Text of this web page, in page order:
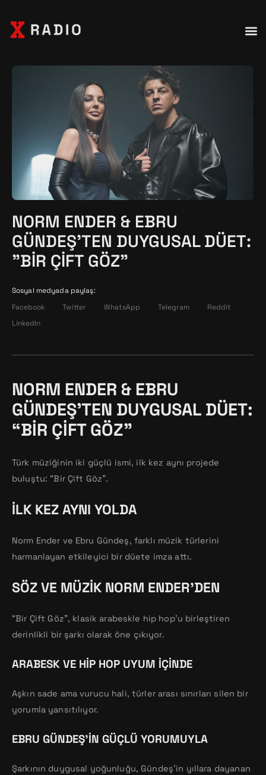
NORM ENDER & EBRU
GÜNDEŞ'TEN DUYGUSAL DÜET:
"BIR ÇIFT GÖZ"
Sosyal medyada paylaş:
Facebook
Twitter WhatsApp Telegram
Reddit
LinkedIn
NORM ENDER & EBRU
GÜNDEŞ’TEN DUYGUSAL DÜET:
“BIR ÇIFT GÖZ”
Türk müziğinin iki güçlü ismi, ilk kez aynı projede
buluştu: “Bir Çift Göz”.
İLK KEZ AYNI YOLDA
Norm Ender ve Ebru Gündeş, farklı müzik türlerini
harmanlayan etkileyici bir düete imza attı.
SÖZ VE MÜZIK NORM ENDER’DEN
“Bir Çift Göz”, klasik arabeskle hip hop’u birleştiren
derinlikli bir şarkı olarak öne çıkıyor.
ARABESK VE HIP HOP UYUM İÇINDE
Aşkın sade ama vurucu hali, türler arası sınırları silen bir
yorumla yansıtılıyor.
EBRU GÜNDEŞ’IN GÜÇLÜ YORUMUYLA
Şarkının duygusal yoğunluğu, Gündeş’in yıllara dayanan